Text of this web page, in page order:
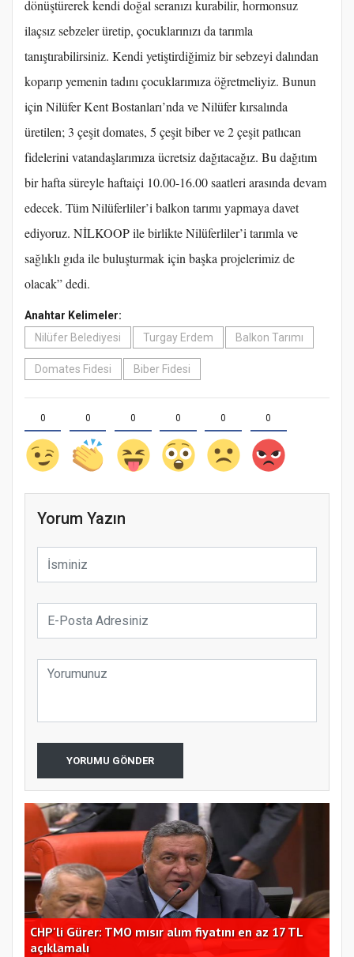
dönüştürerek kendi doğal seranızı kurabilir, hormonsuz
ilaçsız sebzeler üretip, çocuklarınızı da tarımla
tanıştırabilirsiniz. Kendi yetiştirdiğimiz bir sebzeyi dalından
koparıp yemenin tadını çocuklarımıza öğretmeliyiz. Bunun
için Nilüfer Kent Bostanları’nda ve Nilüfer kırsalında
üretilen; 3 çeşit domates, 5 çeşit biber ve 2 çeşit patlıcan
fidelerini vatandaşlarımıza ücretsiz dağıtacağız. Bu dağıtım
bir hafta süreyle haftaiçi 10.00-16.00 saatleri arasında devam
edecek. Tüm Nilüferliler’i balkon tarımı yapmaya davet
ediyoruz. NİLKOOP ile birlikte Nilüferliler’i tarımla ve
sağlıklı gıda ile buluşturmak için başka projelerimiz de
olacak” dedi.
Anahtar Kelimeler:
Nilüfer Belediyesi
Turgay Erdem Balkon Tarımı
Domates Fidesi Biber Fidesi
0 0 0 0 0 0
Yorum Yazın
YORUMU GÖNDER
CHP'li Gürer: TMO mısır alım fiyatını en az 17 TL
açıklamalı